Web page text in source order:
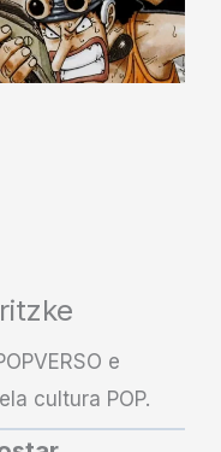
e
cultura POP.